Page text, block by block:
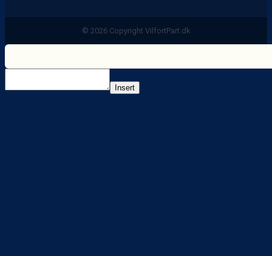
© 2026 Copyright VilfortPart.dk
Insert